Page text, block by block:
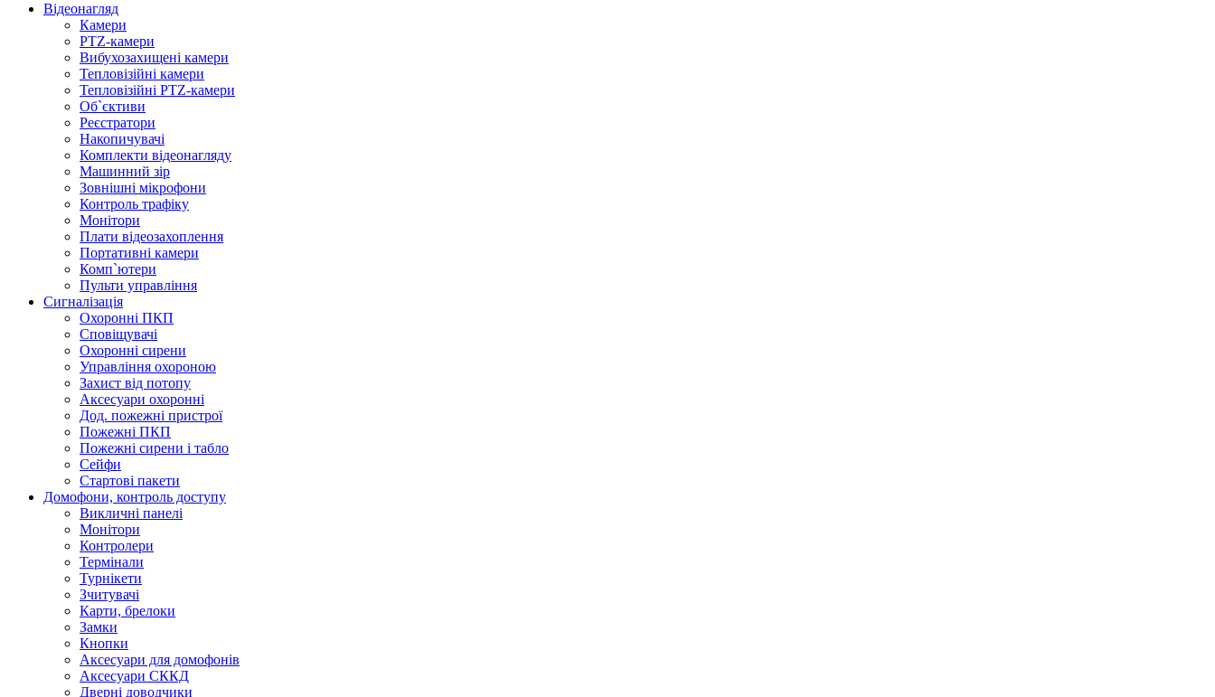
Відеонагляд
Камери
PTZ-камери
Вибухозахищені камери
Тепловізійні камери
Тепловізійні PTZ-камери
Об`єктиви
Реєстратори
Накопичувачі
Комплекти відеонагляду
Машинний зір
Зовнішні мікрофони
Контроль трафіку
Монітори
Плати відеозахоплення
Портативні камери
Комп`ютери
Пульти управління
Сигналізація
Охоронні ПКП
Сповіщувачі
Охоронні сирени
Управління охороною
Захист від потопу
Аксесуари охоронні
Дод. пожежні пристрої
Пожежні ПКП
Пожежні сирени і табло
Сейфи
Стартові пакети
Домофони, контроль доступу
Викличні панелі
Монітори
Контролери
Термінали
Турнікети
Зчитувачі
Карти, брелоки
Замки
Кнопки
Аксесуари для домофонів
Аксесуари СККД
Дверні доводчики